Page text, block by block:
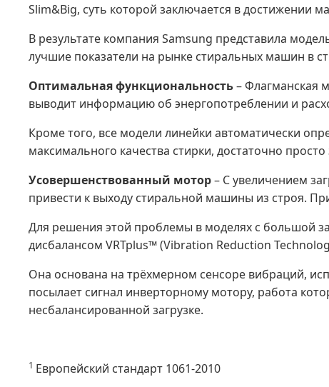
Slim&Big, суть которой заключается в достижении
В результате компания Samsung представила
лучшие показатели на рынке стиральных машин в
Оптимальная функциональность– Флагманская
выводит информацию об энергопотреблении и
Кроме того, все модели линейки автоматически
максимального качества стирки, достаточно
Усовершенствованный мотор– C увеличением
привести к выходу стиральной машины из строя.
Для решения этой проблемы в моделях с большой
дисбалансом VRTplus™ (Vibration Reduction
Она основана на трёхмерном сенсоре вибраций,
посылает сигнал инверторному мотору, работа
несбалансированной загрузке.
1 Европейский стандарт 1061-2010